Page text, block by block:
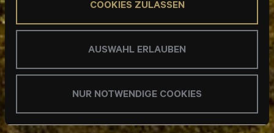
COOKIES ZULASSEN
AUSWAHL ERLAUBEN
NUR NOTWENDIGE COOKIES